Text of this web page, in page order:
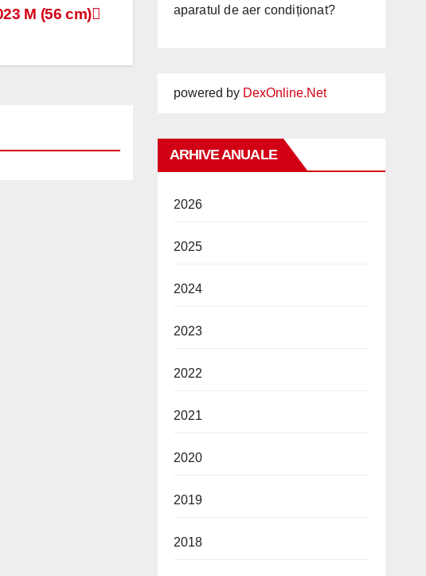
M (56 cm)
aparatul de aer condiționat?
powered by DexOnline.Net
ARHIVE ANUALE
2026
2025
2024
2023
2022
2021
2020
2019
2018